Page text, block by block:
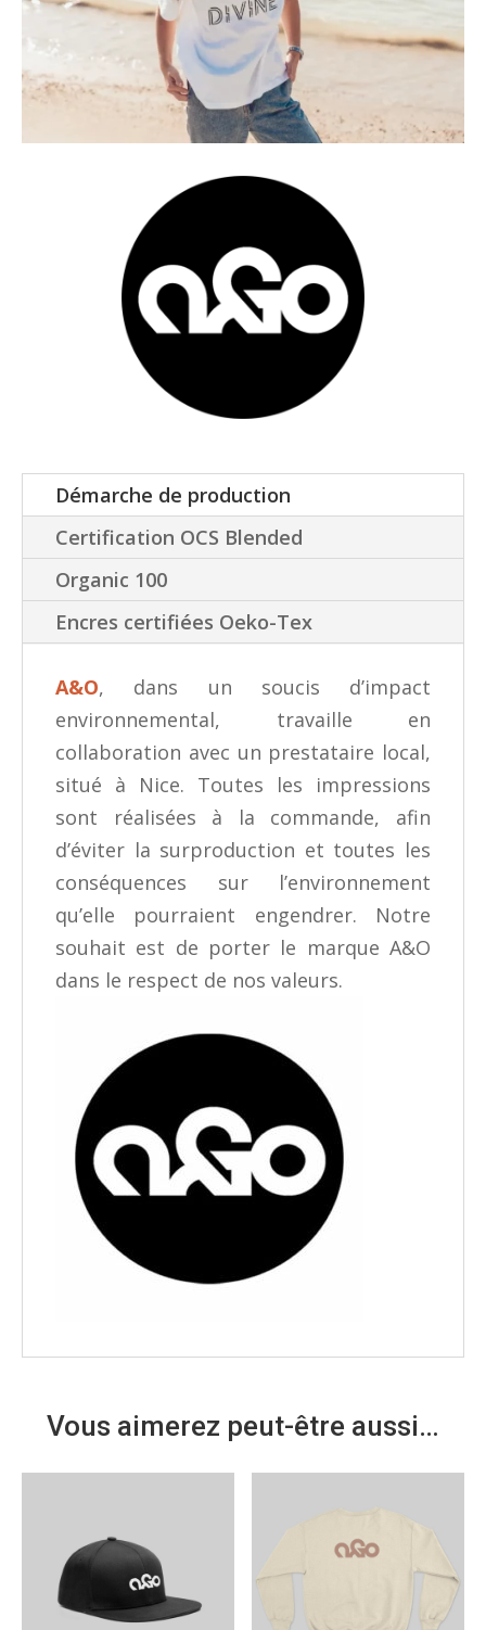
Démarche de production
Certification OCS Blended
Organic 100
Encres certifiées Oeko-Tex
A&O, dans un soucis d’impact
environnemental, travaille en
collaboration avec un prestataire local,
situé à Nice. Toutes les impressions
sont réalisées à la commande, afin
d’éviter la surproduction et toutes les
conséquences sur l’environnement
qu’elle pourraient engendrer. Notre
souhait est de porter le marque A&O
dans le respect de nos valeurs.
Vous aimerez peut-être aussi…